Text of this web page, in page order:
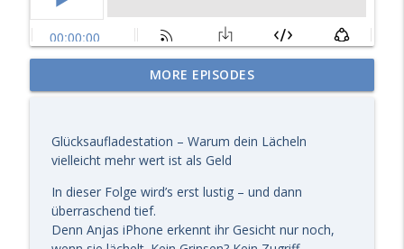
# 307 GAS jetzt die Richtige :O)) - Kleine
Augenblicke – großes Glück!
info_outline
# 307 GAS - Kleine Augenblicke – großes
Glück!
kreativ-glücklich-leben - DEIN Podcast für gute Energie
mit Anja Streese.
MORE EPISODES
Glücksaufladestation – Warum dein Lächeln
vielleicht mehr wert ist als Geld
In dieser Folge wird’s erst lustig – und dann
überraschend tief.
Denn Anjas iPhone erkennt ihr Gesicht nur noch,